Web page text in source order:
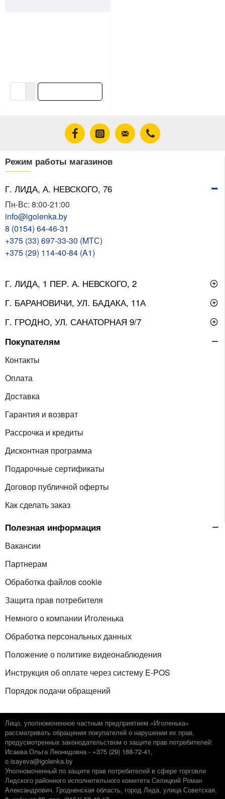
Режим работы магазинов
Г. ЛИДА, А. НЕВСКОГО, 76
Пн-Вс: 8:00-21:00
info@igolenka.by
8 (0154) 64-46-31
+375 (33) 697-33-30 (MТС)
+375 (29) 114-40-84 (A1)
Г. ЛИДА, 1 ПЕР. А. НЕВСКОГО, 2
Г. БАРАНОВИЧИ, УЛ. БАДАКА, 11А
Г. ГРОДНО, УЛ. САНАТОРНАЯ 9/7
Покупателям
Контакты
Оплата
Доставка
Гарантия и возврат
Рассрочка и кредиты
Дисконтная программа
Подарочные сертификаты
Договор публичной оферты
Как сделать заказ
Полезная информация
Вакансии
Партнерам
Обработка файлов cookie
Защита прав потребителя
Немного о компании Иголенька
Обработка персональных данных
Положение о политике видеонаблюдения
Инструкция об оплате через систему E-POS
Порядок подачи обращений
Лицо, уполномоченное частным предприятием «Иголенька»
рассматривать обращения покупателей о нарушении их прав,
предусмотренных законодательством о защите прав потребителей:
Исаева Ольга Леонидовна - +375 (29) 188-72-41,
o.isayeva@igolenka.by
Уполномоченный по защите прав потребителей в сфере торговли
Лидского районного исполнительного комитета Селицкий Роман
Александрович. Гродненская область, город Лида, улица Советская,